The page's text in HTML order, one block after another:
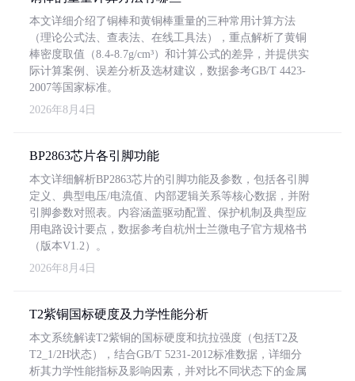
本文详细介绍了铜棒和黄铜棒重量的三种常用计算方法
（理论公式法、查表法、在线工具法），重点解析了黄铜
棒密度取值（8.4-8.7g/cm³）和计算公式的差异，并提供实
际计算案例、误差分析及选材建议，数据参考GB/T 4423-
2007等国家标准。
2026年8月4日
BP2863芯片各引脚功能
本文详细解析BP2863芯片的引脚功能及参数，包括各引脚
定义、典型电压/电流值、内部逻辑关系等核心数据，并附
引脚参数对照表。内容涵盖驱动配置、保护机制及典型应
用电路设计要点，数据参考自杭州士兰微电子官方规格书
（版本V1.2）。
2026年8月4日
T2紫铜国标硬度及力学性能分析
本文系统解读T2紫铜的国标硬度和抗拉强度（包括T2及
T2_1/2H状态），结合GB/T 5231-2012标准数据，详细分
析其力学性能指标及影响因素，并对比不同状态下的金属